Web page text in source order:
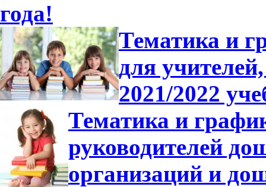
года!
Тематика и
для
2021/2022
Тематика и
руководителей
организаций и